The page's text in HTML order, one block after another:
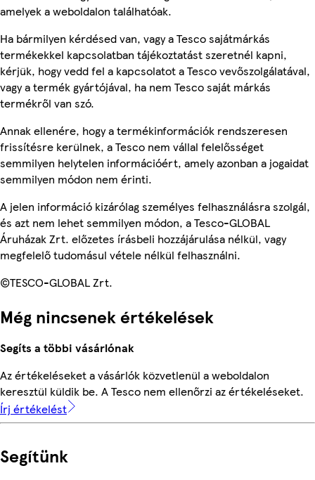
amelyek a weboldalon találhatóak.
Ha bármilyen kérdésed van, vagy a Tesco sajátmárkás
termékekkel kapcsolatban tájékoztatást szeretnél kapni,
kérjük, hogy vedd fel a kapcsolatot a Tesco vevőszolgálatával,
vagy a termék gyártójával, ha nem Tesco saját márkás
termékről van szó.
Annak ellenére, hogy a termékinformációk rendszeresen
frissítésre kerülnek, a Tesco nem vállal felelősséget
semmilyen helytelen információért, amely azonban a jogaidat
semmilyen módon nem érinti.
A jelen információ kizárólag személyes felhasználásra szolgál,
és azt nem lehet semmilyen módon, a Tesco-GLOBAL
Áruházak Zrt. előzetes írásbeli hozzájárulása nélkül, vagy
megfelelő tudomásul vétele nélkül felhasználni.
©TESCO-GLOBAL Zrt.
Még nincsenek értékelések
Segíts a többi vásárlónak
Az értékeléseket a vásárlók közvetlenül a weboldalon
keresztül küldik be. A Tesco nem ellenőrzi az értékeléseket.
Írj értékelést
Segítünk